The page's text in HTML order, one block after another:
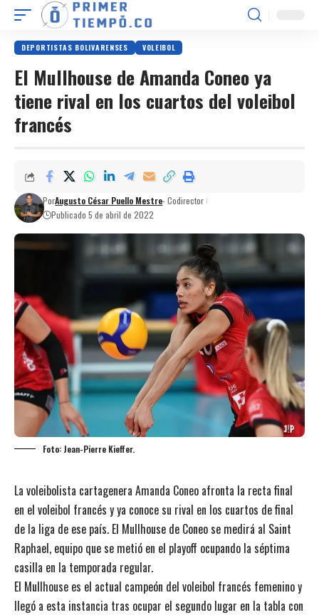
DEPORTISTAS BOLIVARENSES VOLEIBOL
El Mullhouse de Amanda Coneo ya
tiene rival en los cuartos del voleibol
francés
PorAugusto César Puello Mestre- Codirector
Publicado 5 de abril de 2022
Foto: Jean-Pierre Kieffer.
La voleibolista cartagenera Amanda Coneo afronta la recta final
en el voleibol francés y ya conoce su rival en los cuartos de final
de la liga de ese país. El Mullhouse de Coneo se medirá al Saint
Raphael, equipo que se metió en el playoff ocupando la séptima
casilla en la temporada regular.
El Mullhouse es el actual campeón del voleibol francés femenino y
llegó a esta instancia tras ocupar el segundo lugar en la tabla con